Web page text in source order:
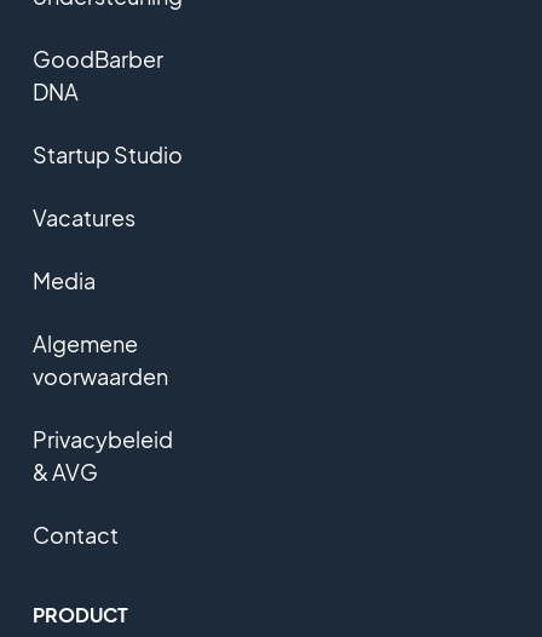
GoodBarber
DNA
Startup Studio
Vacatures
Media
Algemene
voorwaarden
Privacybeleid
& AVG
Contact
PRODUCT